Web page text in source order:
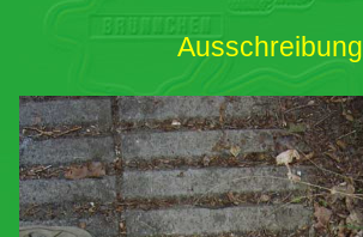
Ausschreibung